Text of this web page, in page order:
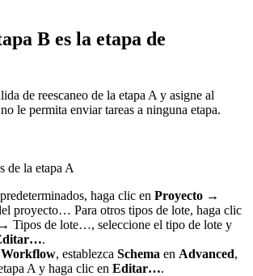
B es la etapa de
de reescaneo de la etapa A y asigne al
le permita enviar tareas a ninguna etapa.
de la etapa A
haga clic en Proyecto →
proyecto… Para otros tipos de lote, haga clic
Tipos de lote…, seleccione el tipo de lote y
.
Workflow, establezca Schema en Advanced,
A y haga clic en Editar….